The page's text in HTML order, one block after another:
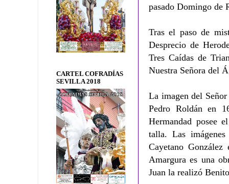
pasado Domingo de
Tras el paso de
Desprecio de
Tres Caídas de
Nuestra Señora del
La imagen del
Pedro Roldán en
Hermandad posee
talla. Las
Cayetano
Amargura es una
Juan la realizó
CARTEL COFRADÍAS
SEVILLA 2018